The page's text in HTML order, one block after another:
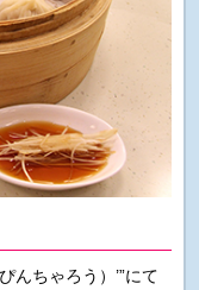
んちゃろう）’”にて